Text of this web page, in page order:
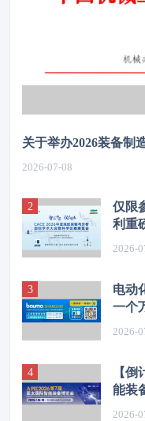
关于举办2026装备制
2026-07-08
仅限
利重
2026-
电动
一个
2026-
【
能装
2026-